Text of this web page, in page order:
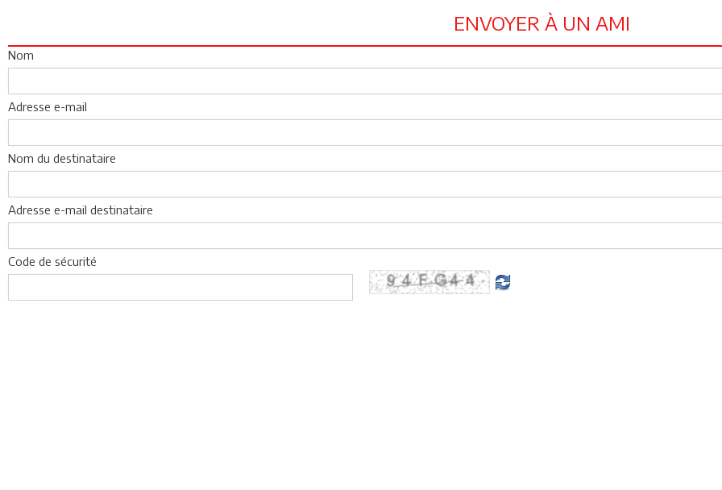
ENVOYER À UN AMI
Nom
Adresse e-mail
Nom du destinataire
Adresse e-mail destinataire
Code de sécurité